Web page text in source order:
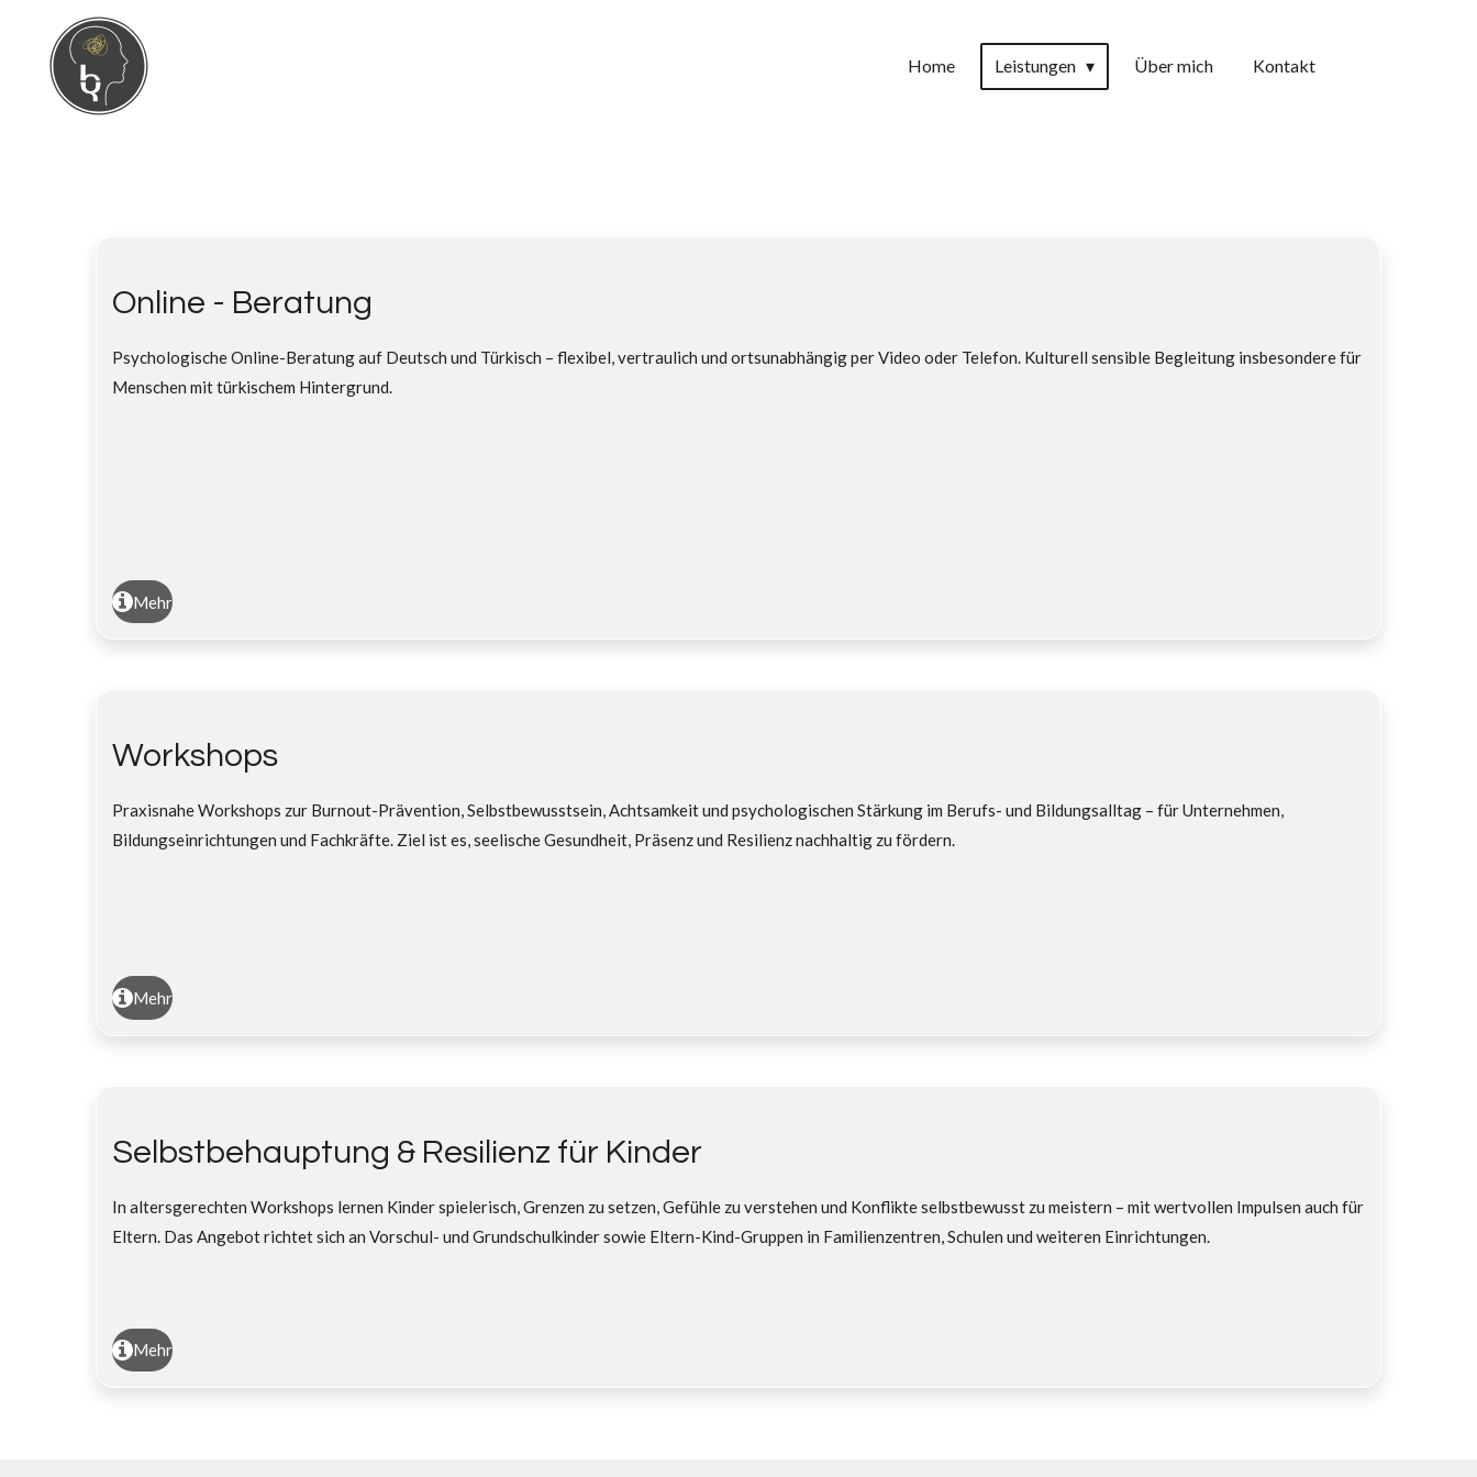
Hauptinhalt
springen
Home Leistungen Über mich Kontakt
Online - Beratung
Psychologische Online-Beratung auf Deutsch und Türkisch – flexibel, vertraulich und ortsunabhängig per Video oder Telefon. Kulturell sensible Begleitung insbesondere für
Menschen mit türkischem Hintergrund.
Mehr
Workshops
Praxisnahe Workshops zur Burnout-Prävention, Selbstbewusstsein, Achtsamkeit und psychologischen Stärkung im Berufs- und Bildungsalltag – für Unternehmen,
Bildungseinrichtungen und Fachkräfte. Ziel ist es, seelische Gesundheit, Präsenz und Resilienz nachhaltig zu fördern.
Mehr
Selbstbehauptung & Resilienz für Kinder
In altersgerechten Workshops lernen Kinder spielerisch, Grenzen zu setzen, Gefühle zu verstehen und Konflikte selbstbewusst zu meistern – mit wertvollen Impulsen auch für
Eltern. Das Angebot richtet sich an Vorschul- und Grundschulkinder sowie Eltern-Kind-Gruppen in Familienzentren, Schulen und weiteren Einrichtungen.
Mehr